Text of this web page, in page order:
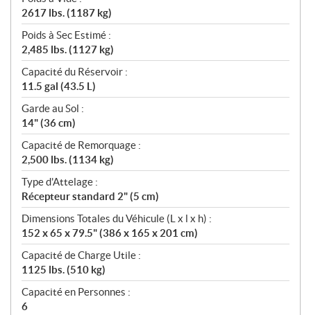
2617 lbs. (1187 kg)
Poids à Sec Estimé :
2,485 lbs. (1127 kg)
Capacité du Réservoir :
11.5 gal (43.5 L)
Garde au Sol :
14" (36 cm)
Capacité de Remorquage :
2,500 lbs. (1134 kg)
Type d'Attelage :
Récepteur standard 2" (5 cm)
Dimensions Totales du Véhicule (L x l x h) :
152 x 65 x 79.5" (386 x 165 x 201 cm)
Capacité de Charge Utile :
1125 lbs. (510 kg)
Capacité en Personnes :
6